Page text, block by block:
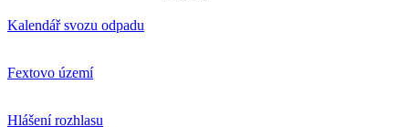
Kalendář svozu odpadu
Fextovo území
Hlášení rozhlasu